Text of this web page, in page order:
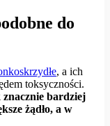
do
, a ich
toksyczności.
znacznie bardziej
żądło, a w